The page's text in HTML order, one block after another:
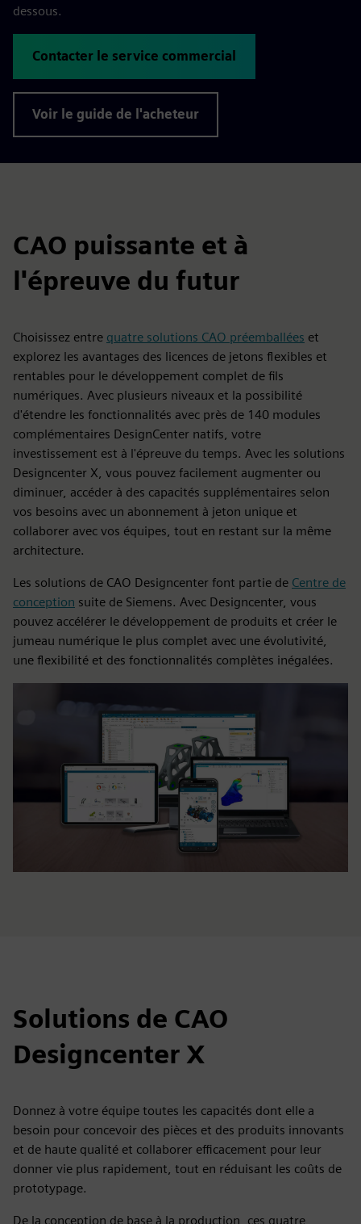
dessous.
Contacter le service commercial
Voir le guide de l'acheteur
CAO puissante et à
l'épreuve du futur
Choisissez entre quatre solutions CAO préemballées et
explorez les avantages des licences de jetons flexibles et
rentables pour le développement complet de fils
numériques. Avec plusieurs niveaux et la possibilité
d'étendre les fonctionnalités avec près de 140 modules
complémentaires DesignCenter natifs, votre
investissement est à l'épreuve du temps. Avec les solutions
Designcenter X, vous pouvez facilement augmenter ou
diminuer, accéder à des capacités supplémentaires selon
vos besoins avec un abonnement à jeton unique et
collaborer avec vos équipes, tout en restant sur la même
architecture.
Les solutions de CAO Designcenter font partie de Centre de
conception suite de Siemens. Avec Designcenter, vous
pouvez accélérer le développement de produits et créer le
jumeau numérique le plus complet avec une évolutivité,
une flexibilité et des fonctionnalités complètes inégalées.
Solutions de CAO
Designcenter X
Donnez à votre équipe toutes les capacités dont elle a
besoin pour concevoir des pièces et des produits innovants
et de haute qualité et collaborer efficacement pour leur
donner vie plus rapidement, tout en réduisant les coûts de
prototypage.
De la conception de base à la production, ces quatre